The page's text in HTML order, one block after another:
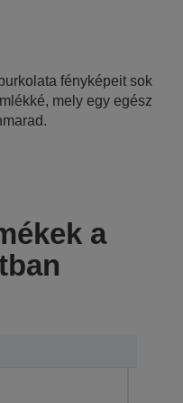
fényképeit sok
mely egy egész
a